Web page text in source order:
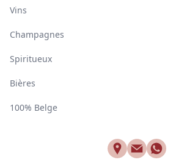
Vins
Champagnes
Spiritueux
Bières
100% Belge